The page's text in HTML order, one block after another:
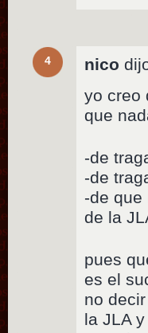
4 nico
yo creo
que
-de
-de
-de que
de la
pues
es el
no
la JLA